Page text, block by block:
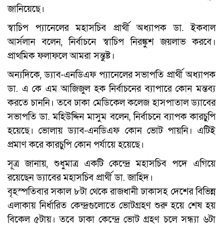
জানিয়েছে।
স্বাচিপ প্যানেলের মহাসচিব প্রার্থী অধ্যাপক ডা. ইকবাল
আর্সলান বলেন, নির্বাচনে স্বাচিপ নিরঙ্কুশ জয়লাভ করবে।
প্রাথমিক ফলাফলে আমরা সন্তুষ্ট।
অন্যদিকে, ড্যাব-এনডিএফ প্যানেলের সভাপতি প্রার্থী অধ্যাপক
ডা. এ কে এম আজিজুল হক নির্বাচনের ব্যাপারে কোন মন্তব্য
করতে চাননি। তবে ঢাকা মেডিকেল কলেজ হাসপাতাল ড্যাবের
সভাপতি ডা. মহিউদ্দিন মাসুম বলেন, নির্বাচনে ব্যাপক কারচুপি
হয়েছে। ভোলায় ড্যাব-এনডিএফ কোন ভোট পায়নি। এটিই
প্রমাণ করে কারচুপি কোন পর্যায়ে হয়েছে।
সূত্র জানায়, শুধুমাত্র একটি কেন্দ্রে মহাসচিব পদে এগিয়ে
রয়েছেন ড্যাবের মহাসচিব প্রার্থী ডা. জাহিদ।
বৃহস্পতিবার সকাল ৮টা থেকে রাজধানী ঢাকাসহ দেশের বিভিন্ন
এলাকায় নির্ধারিত কেন্দ্রগুলোতে ভোটগ্রহণ শুরু হয়ে শেষ হয়
বিকেল ৫টায়। তবে ঢাকা কেন্দ্রে ভোট গ্রহণ চলে সন্ধ্যা ৬টা